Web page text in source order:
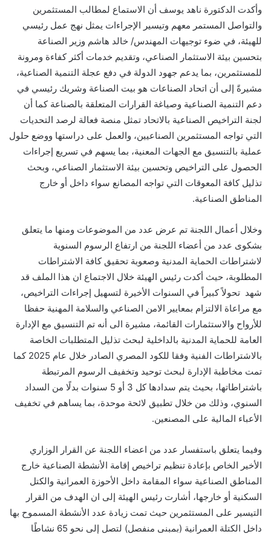
وأكدت الدكتورة ناهد يوسف أن الاستماع لمطالب المستثمرين
والتواصل المستمر معهم وتيسير الإجراءات يمثل نهج عمل رئيسي
للهيئة، في ضوء توجيهات المهندس/ خالد هاشم وزير الصناعة
بتحسين بيئة الاستثمار الصناعي، وتقديم خدمات أكثر كفاءة ومرونة
للمستثمرين، بما يدعم جهود الدولة في دفع عجلة التنمية الصناعية،
مشيرةً إلى أن اتحاد الصناعات هو بيت الصناعة وشريك رئيسي في
دعم التنمية الصناعية وصياغة القرارات المتعلقة بالصناعة كما أن
لجنة التراخيص الصناعية بالاتحاد تمثل منصة فعالة لرصد التحديات
التي تواجه المستثمرين الصناعيين، والعمل على دراستها ووضع حلول
عملية بالتنسيق مع الجهات المعنية، بما يسهم في تسريع إجراءات
الحصول على التراخيص وتحسين بيئة الاستثمار الصناعي، وبحث
تذليل كافة المعوقات التي تواجه المصانع سواء داخل أو خارج
المناطق الصناعية.
وخلال أعمال اللجنة تم عرض عدد من الموضوعات ومنها ما يتعلق
بشكوى عدد من أعضاء اللجنة من ارتفاع الرسوم السنوية
لاشتراطات الحماية المدنية وصعوبة تحقيق كافة الاشتراطات
المطلوبة، حيث أكدت رئيس الهيئة خلال الاجتماع ان هذا الملف قد
شهد تحولاً كبيراً في السنوات الأخيرة لتسهيل إجراءات التراخيص،
مع مراعاة الالتزام بمعايير الامن الصناعي والسلامة المهنية حفظا
للأرواح والاستثمارات القائمة، مشيرة الى أنه تم التنسيق مع الإدارة
العامة للحماية المدنية بالداخلية لبحث تذليل المتطلبات الخاصة
بالاشتراطات الفنية وفقا للكود المصري الصادر خلال عام 2025 كما
تمت مخاطبة الإدارة لبحث توحيد وتخفيف الرسوم المرتبطة
باشتراطاتها، بحيث يتم سدادها كل 3 أو 5 سنوات بدلًا من السداد
السنوي، وذلك من خلال تطبيق لائحة موحدة، بما يساهم في تخفيف
الأعباء المالية على المصنعين.
وفيما يتعلق باستفسار عدد من اعضاء اللجنة عن القرار الوزاري
الأخير الخاص بإعادة تنظيم تراخيص إقامة الأنشطة الصناعية خارج
المناطق الصناعية سواء المقامة داخل الأحوزة العمرانية والكتل
السكنية أو خارجها، أشارت رئيس الهيئة إلى ان الهدف من القرار
التيسير على المستثمرين حيث تمت زيادة عدد الأنشطة المسموح بها
داخل الكتلة العمرانية (بمبنى منفصل) لتصل إلى نحو 65 نشاطًا